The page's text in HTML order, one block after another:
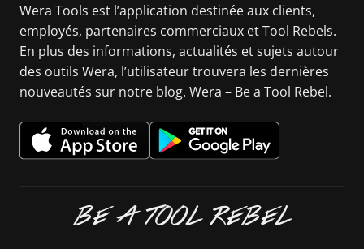
Wera Tools est l’application destinée aux clients,
employés, partenaires commerciaux et Tool Rebels.
En plus des informations, actualités et sujets autour
des outils Wera, l’utilisateur trouvera les dernières
nouveautés sur notre blog. Wera – Be a Tool Rebel.
BE A TOOL REBEL